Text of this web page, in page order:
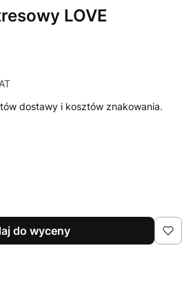
LOVE
dostawy i kosztów znakowania.
do wyceny